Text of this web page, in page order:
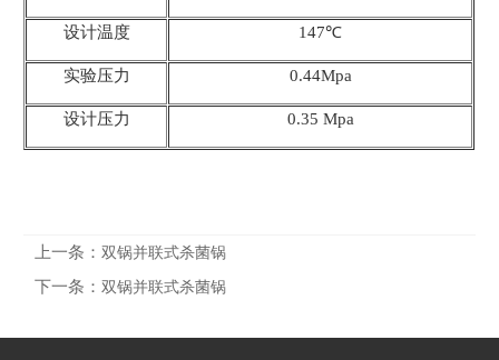
设计温度 147℃
实验压力 0.44Mpa
设计压力 0.35 Mpa
上一条：双锅并联式杀菌锅
下一条：双锅并联式杀菌锅